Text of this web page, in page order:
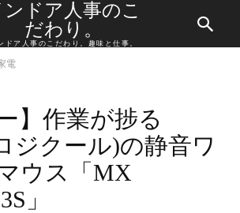
ンドア人事のこ
だわり。
ドア人事のこだわり。趣味と仕事。
電
】作業が捗る
ジクール)の静音ワ
ウス「MX
」